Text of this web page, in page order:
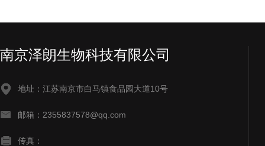
南京泽朗生物科技有限公司
地址：江苏南京市白马镇食品园大道10号
邮箱：2355837578@qq.com
传真：